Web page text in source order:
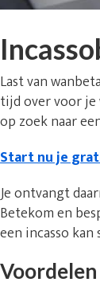
Last van
tijd over voor je
op zoek naar
Start nu je
Je ontvangt
Betekom en
een incasso kan